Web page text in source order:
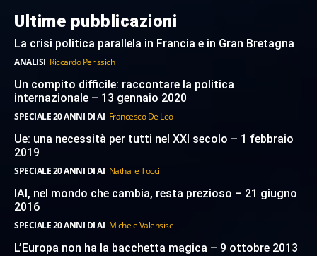
Ultime pubblicazioni
La crisi politica parallela in Francia e in Gran Bretagna
ANALISI Riccardo Perissich
Un compito difficile: raccontare la politica
internazionale – 13 gennaio 2020
SPECIALE 20 ANNI DI AI Francesco De Leo
Ue: una necessità per tutti nel XXI secolo – 1 febbraio
2019
SPECIALE 20 ANNI DI AI Nathalie Tocci
IAI, nel mondo che cambia, resta prezioso – 21 giugno
2016
SPECIALE 20 ANNI DI AI Michele Valensise
L’Europa non ha la bacchetta magica – 9 ottobre 2013